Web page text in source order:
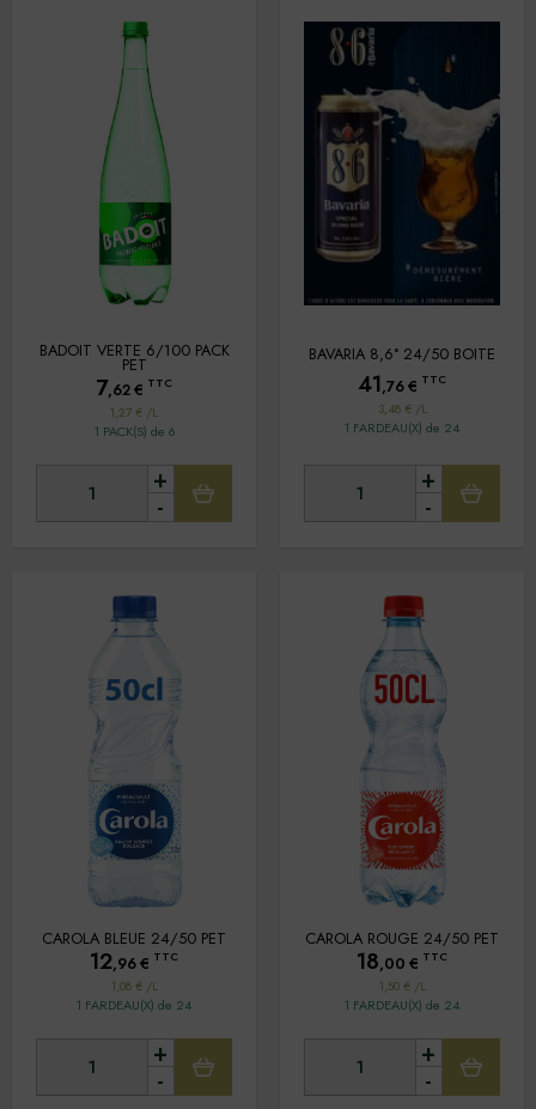
BADOIT VERTE 6/100 PACK
PET
7,62€ TTC
1,27 € /L
1 PACK(S) de 6
-
+
BAVARIA 8,6° 24/50 BOITE
41,76€ TTC
3,48 € /L
1 FARDEAU(X) de 24
-
+
CAROLA BLEUE 24/50 PET
12,96€ TTC
1,08 € /L
1 FARDEAU(X) de 24
-
+
CAROLA ROUGE 24/50 PET
18,00 € TTC
1,50 € /L
1 FARDEAU(X) de 24
-
+